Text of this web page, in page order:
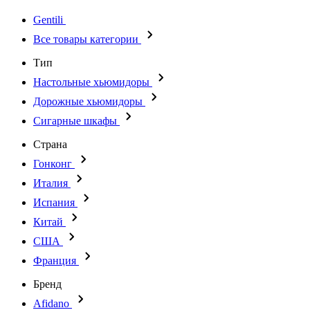
Gentili
Все товары категории
Тип
Настольные хьюмидоры
Дорожные хьюмидоры
Сигарные шкафы
Страна
Гонконг
Италия
Испания
Китай
США
Франция
Бренд
Afidano